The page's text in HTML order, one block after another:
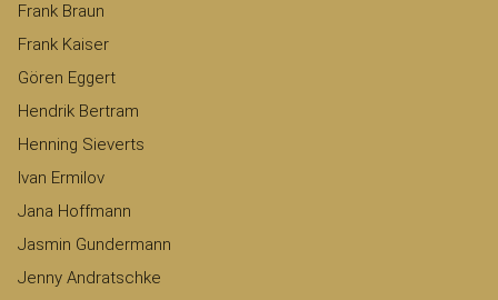
Frank Braun
Frank Kaiser
Gören Eggert
Hendrik Bertram
Henning Sieverts
Ivan Ermilov
Jana Hoffmann
Jasmin Gundermann
Jenny Andratschke